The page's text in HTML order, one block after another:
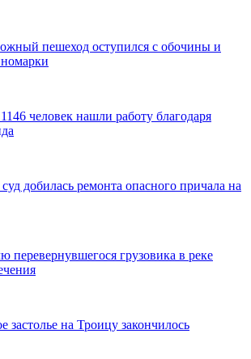
пешеход оступился с обочины и
человек нашли работу благодаря
добилась ремонта опасного причала на
перевернувшегося грузовика в реке
застолье на Троицу закончилось